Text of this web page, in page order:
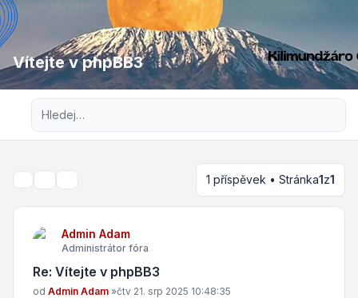
Vítejte v phpBB3
Pokročilé hledání
Nástroje tématu
Hledat 1 příspěvek • Stránka1z1
Admin Adam
Administrátor fóra
Re: Vítejte v phpBB3
Příspěvek
od Admin Adam »čtv 21. srp 2025 10:48:35